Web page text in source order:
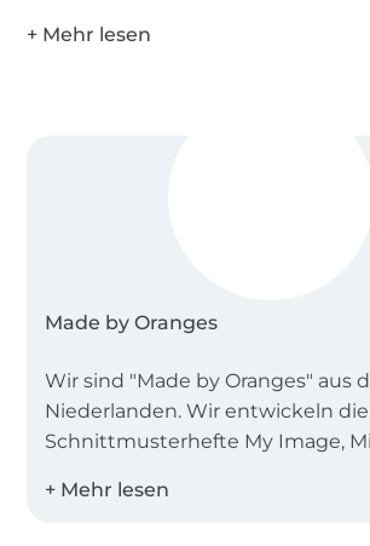
Made by Oranges
Wir sind "Made by Oranges" aus
Niederlanden. Wir entwickeln die
Schnittmusterhefte My Image,